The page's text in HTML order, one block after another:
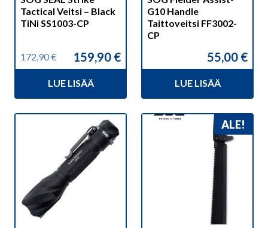
Tactical Veitsi – Black
TiNi SS1003-CP
172,90€
Alkuperäinen
hinta
172,90 €.
159,90 €
Nykyinen
hinta
159,90 €.
LUE LISÄÄ
G10 Handle
Taittoveitsi FF3002-
CP
55,00 €
LUE LISÄÄ
ALE!